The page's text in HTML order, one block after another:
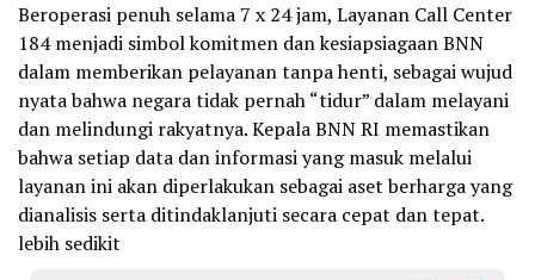
Beroperasi penuh selama 7 x 24 jam, Layanan Call Center
184 menjadi simbol komitmen dan kesiapsiagaan BNN
dalam memberikan pelayanan tanpa henti, sebagai wujud
nyata bahwa negara tidak pernah “tidur” dalam melayani
dan melindungi rakyatnya. Kepala BNN RI memastikan
bahwa setiap data dan informasi yang masuk melalui
layanan ini akan diperlakukan sebagai aset berharga yang
dianalisis serta ditindaklanjuti secara cepat dan tepat.
lebih sedikit